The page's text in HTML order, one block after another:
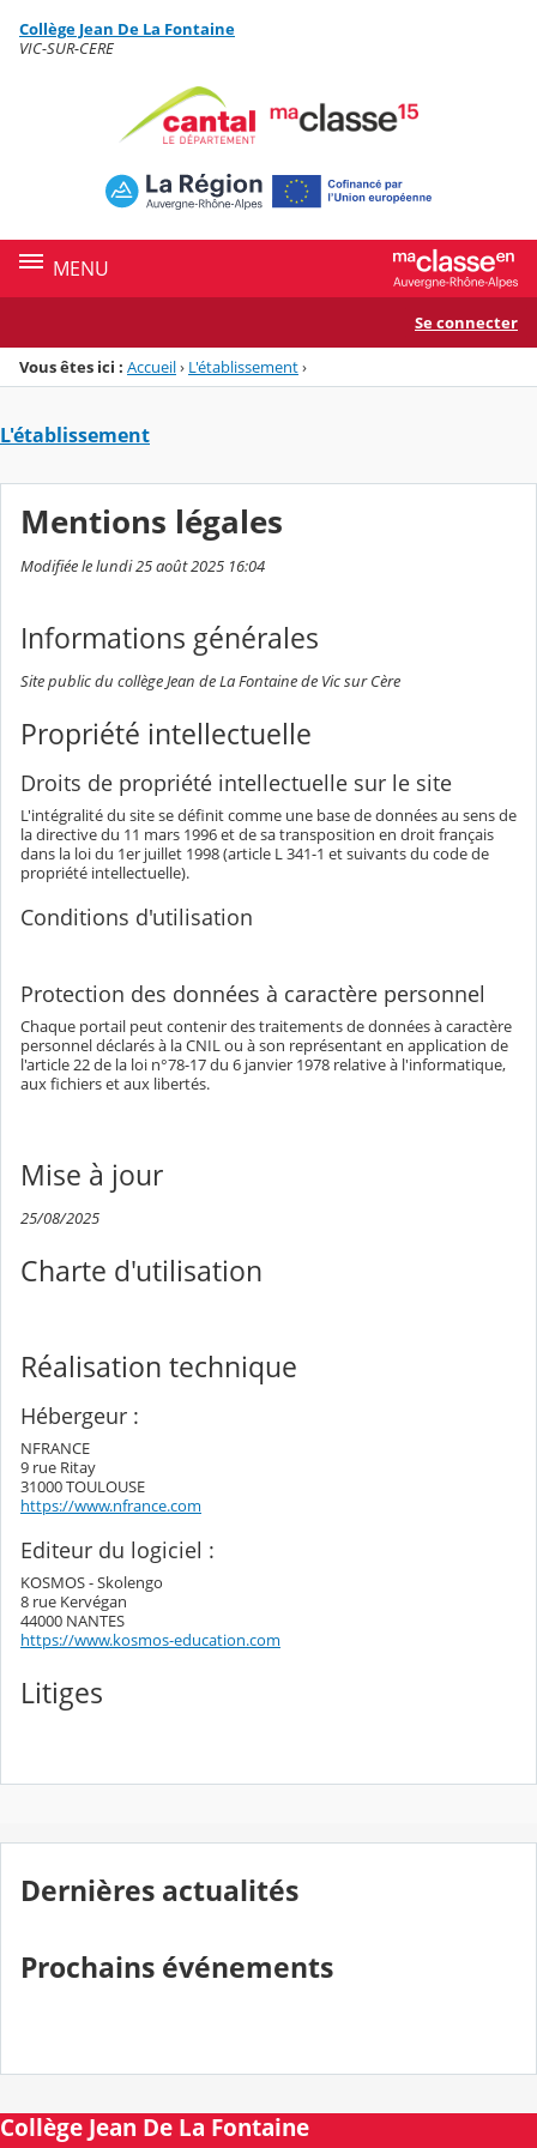
Menu de la rubrique
Contenu
Collège Jean De La Fontaine
VIC-SUR-CERE
MENU
Se connecter
Vous êtes ici : Accueil› L'établissement›
L'établissement
Mentions légales
Modifiée le lundi 25 août 2025 16:04
Informations générales
Site public du collège Jean de La Fontaine de Vic sur Cère
Propriété intellectuelle
Droits de propriété intellectuelle sur le site
L'intégralité du site se définit comme une base de données au sens de
la directive du 11 mars 1996 et de sa transposition en droit français
dans la loi du 1er juillet 1998 (article L 341-1 et suivants du code de
propriété intellectuelle).
Conditions d'utilisation
Protection des données à caractère personnel
Chaque portail peut contenir des traitements de données à caractère
personnel déclarés à la CNIL ou à son représentant en application de
l'article 22 de la loi n°78-17 du 6 janvier 1978 relative à l'informatique,
aux fichiers et aux libertés.
Mise à jour
25/08/2025
Charte d'utilisation
Réalisation technique
Hébergeur :
NFRANCE
9 rue Ritay
31000 TOULOUSE
https://www.nfrance.com
Editeur du logiciel :
KOSMOS - Skolengo
8 rue Kervégan
44000 NANTES
https://www.kosmos-education.com
Litiges
Dernières actualités
Prochains événements
Collège Jean De La Fontaine